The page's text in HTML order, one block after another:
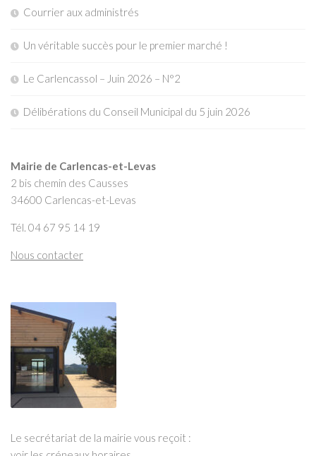
Courrier aux administrés
Un véritable succès pour le premier marché !
Le Carlencassol – Juin 2026 – N°2
Délibérations du Conseil Municipal du 5 juin 2026
Mairie de Carlencas-et-Levas
2 bis chemin des Causses
34600 Carlencas-et-Levas
Tél. 04 67 95 14 19
Nous contacter
Le secrétariat de la mairie vous reçoit :